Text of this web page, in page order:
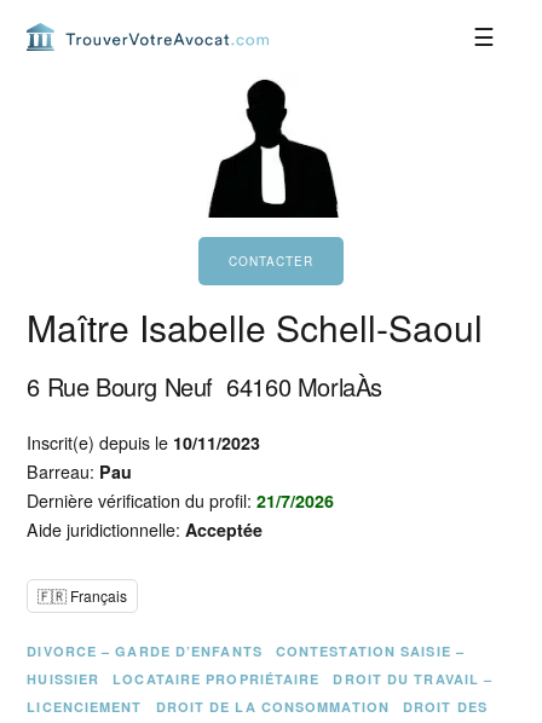
Maître Isabelle Schell-Saoul
6 Rue Bourg Neuf 64160 MorlaÀs
Inscrit(e) depuis le 10/11/2023
Barreau: Pau
Dernière vérification du profil:21/7/2026
Aide juridictionnelle:Acceptée
🇫🇷 Français
DIVORCE – GARDE D’ENFANTS
CONTESTATION SAISIE –
HUISSIER
LOCATAIRE PROPRIÉTAIRE
DROIT DU TRAVAIL –
LICENCIEMENT
DROIT DE LA CONSOMMATION
DROIT DES